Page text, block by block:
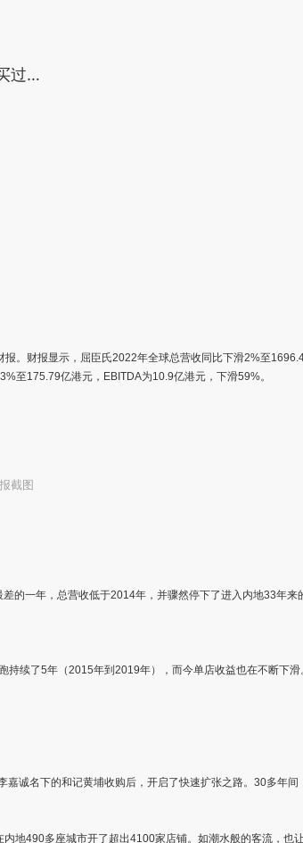
过…
。财报显示，屈臣氏2022年全球总营收同比下滑2%至
至175.79亿港元，EBITDA为10.9亿港元，下滑59%。
截图
的一年，总营收低于2014年，并骤然停下了进入内地33年
持续了5年（2015年到2019年），而今单店收益也在不断下滑
嘉诚名下的和记黄埔收购后，开启了快速扩张之路。30多年
地490多座城市开了超出4100家店铺。如潮水般的客流，也